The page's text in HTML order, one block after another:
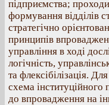
підприємства;
формування відділів
стратегічно
принципів
управління в ході
логічність,
та флексібілізація.
схема
до впровадження на